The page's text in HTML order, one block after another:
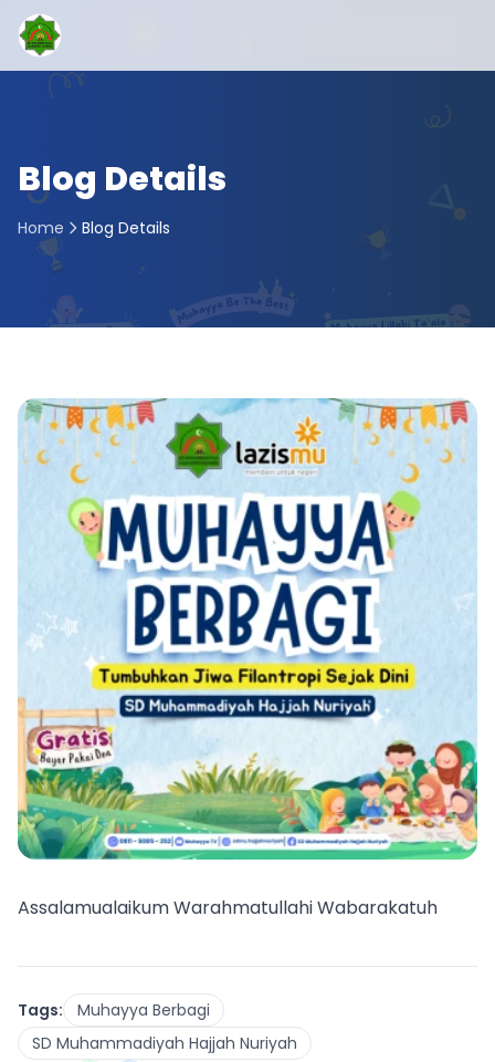
Blog Details
Home Blog Details
Assalamualaikum Warahmatullahi Wabarakatuh
Tags:
Muhayya Berbagi
SD Muhammadiyah Hajjah Nuriyah